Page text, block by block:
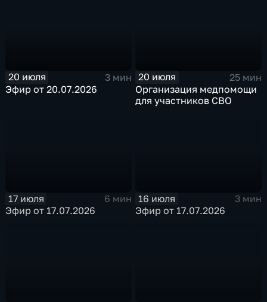
20 июля
3 мин
Эфир от 20.07.2026
20 июля
25 мин
Организация медпомощи
для участников СВО
17 июля
6 мин
Эфир от 17.07.2026
16 июля
3 мин
Эфир от 17.07.2026